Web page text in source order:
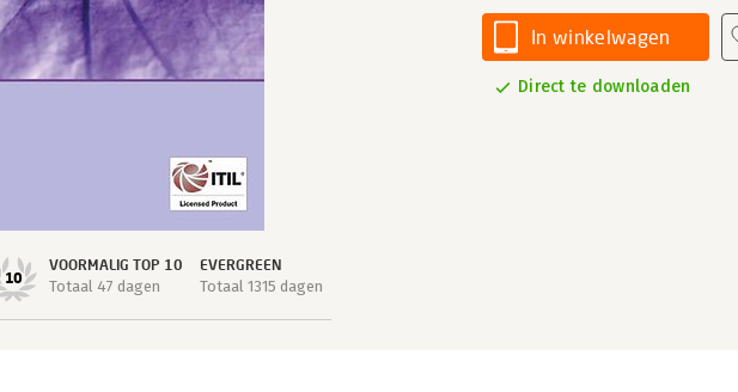
10
VOORMALIG TOP 10
Totaal 47 dagen
EVERGREEN
Totaal 1315 dagen
In winkelwagen
Direct te downloaden